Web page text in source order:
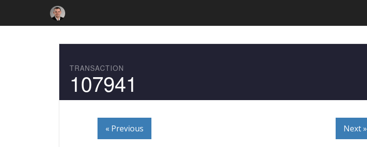
TRANSACTION
107941
« Previous Next »